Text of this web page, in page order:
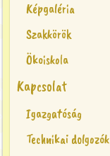
Képgaléria
Szakkörök
Ökoiskola
Kapcsolat
Igazgatóság
Technikai dolgozók